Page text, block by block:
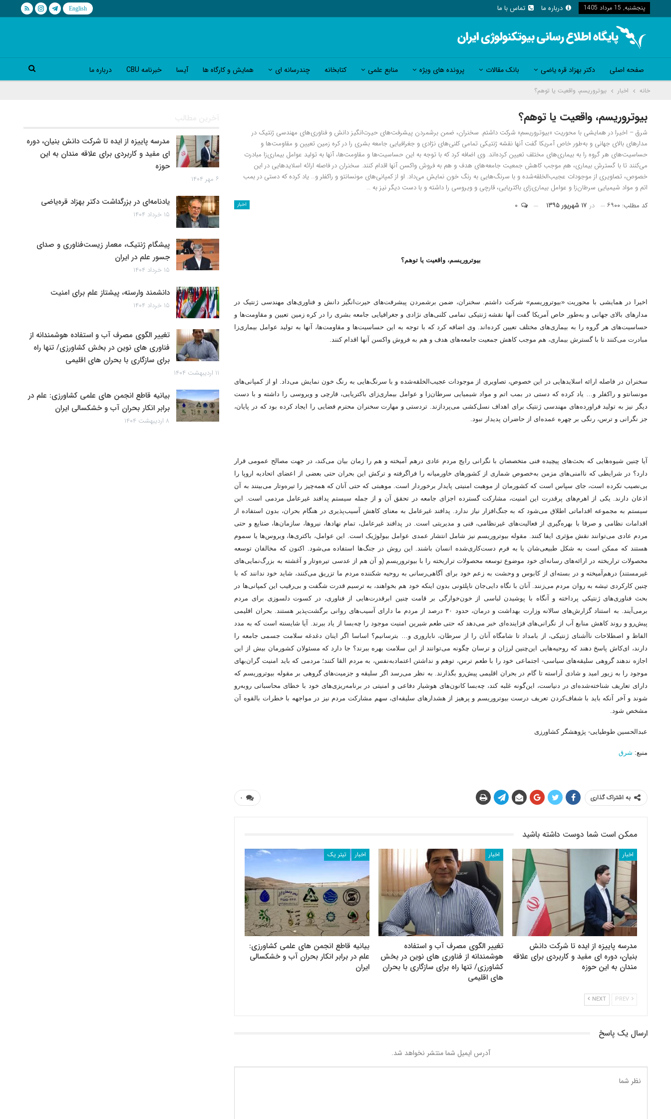
پنجشنبه, 15 مرداد 1405 درباره ما تماس با ما
صفحه اصلی دکتر بهزاد قره یاضی بانک مقالات پرونده های ویژه منابع علمی کتابخانه چندرسانه ای همایش و کارگاه ها آیسا خبرنامه CBU درباره ما
خانه اخبار بیوتروریسم، واقعیت یا توهم؟
بیوتروریسم، واقعیت یا توهم؟
شرق – اخیرا در همایشی با محوریت «بیوتروریسم» شرکت داشتم. سخنران، ضمن برشمردن پیشرفت‌های حیرت‌انگیز دانش و فناوری‌های مهندسی ژنتیک در
مدارهای بالای جهانی و به‌طور خاص آمریکا گفت آن‎ها نقشه ژنتیکی تمامی کلنی‌های نژادی و جغرافیایی جامعه بشری را در کره زمین تعیین و مقاومت‌ها و
حساسیت‌های هر گروه را به بیماری‌های مختلف تعیین کرده‌اند. وی اضافه کرد که با توجه به این حساسیت‌ها و مقاومت‌ها، آن‎ها به تولید عوامل بیماری‌زا مبادرت
می‌کنند تا با گسترش بیماری، هم موجب کاهش جمعیت جامعه‌های هدف و هم به فروش واکسن آن‎ها اقدام کنند. سخنران در فاصله ارائه اسلایدهایی در این
خصوص، تصاویری از موجودات عجیب‌الخلقه‌شده و با سرنگ‌هایی به رنگ خون نمایش می‌داد. او از کمپانی‌های مونسانتو و راکفلر و… یاد کرده که دستی در بمب
اتم و مواد شیمیایی سرطان‌زا و عوامل بیماری‌زای باکتریایی، قارچی و ویروسی را داشته و با دست دیگر نیز به …
اخبار کد مطلب: ۶۹۰۰ در ۱۷ شهریور ۱۳۹۵
بیوتروریسم، واقعیت یا توهم؟
اخیرا در همایشی با محوریت «بیوتروریسم» شرکت داشتم. سخنران، ضمن برشمردن پیشرفت‌های حیرت‌انگیز دانش و فناوری‌های مهندسی ژنتیک در
مدارهای بالای جهانی و به‌طور خاص آمریکا گفت آن‎ها نقشه ژنتیکی تمامی کلنی‌های نژادی و جغرافیایی جامعه بشری را در کره زمین تعیین و مقاومت‌ها و
حساسیت‌های هر گروه را به بیماری‌های مختلف تعیین کرده‌اند. وی اضافه کرد که با توجه به این حساسیت‌ها و مقاومت‌ها، آن‎ها به تولید عوامل بیماری‌زا
مبادرت می‌کنند تا با گسترش بیماری، هم موجب کاهش جمعیت جامعه‌های هدف و هم به فروش واکسن آن‎ها اقدام کنند.
سخنران در فاصله ارائه اسلایدهایی در این خصوص، تصاویری از موجودات عجیب‌الخلقه‌شده و با سرنگ‌هایی به رنگ خون نمایش می‌داد. او از کمپانی‌های
مونسانتو و راکفلر و… یاد کرده که دستی در بمب اتم و مواد شیمیایی سرطان‌زا و عوامل بیماری‌زای باکتریایی، قارچی و ویروسی را داشته و با دست
دیگر نیز به تولید فراورده‌های مهندسی ژنتیک برای اهداف نسل‌کشی می‌پردازند. تردستی و مهارت سخنران محترم فضایی را ایجاد کرده بود که در پایان،
جز نگرانی و ترس، رنگی بر چهره عمده‌ای از حاضران پدیدار نبود.
آیا چنین شیوه‌هایی که بحث‌های پیچیده فنی متخصصان با نگرانی رایج مردم عادی درهم آمیخته و هم را زمان بیان می‌کند، در جهت مصالح عمومی قرار
دارد؟ در شرایطی که ناامنی‌های مزمن به‌خصوص شماری از کشورهای خاورمیانه را فراگرفته و ترکش این بحران حتی بعضی از اعضای اتحادیه اروپا را
بی‌نصیب نکرده است، جای سپاس است که کشورمان از موهبت امنیتی پایدار برخوردار است. موهبتی که حتی آنان که همه‌چیز را تیره‌وتار می‌بینند به آن
اذعان دارند. یکی از اهرم‌های پرقدرت این امنیت، مشارکت گسترده اجزای جامعه در تحقق آن و از جمله سیستم پدافند غیرعامل مردمی است. این
سیستم به مجموعه اقداماتی اطلاق می‌شود که به جنگ‌افزار نیاز ندارد. پدافند غیرعامل به معنای کاهش آسیب‌پذیری در هنگام بحران، بدون استفاده از
اقدامات نظامی و صرفا با بهره‌گیری از فعالیت‌های غیرنظامی، فنی و مدیریتی است. در پدافند غیرعامل، تمام نهادها، نیروها، سازمان‌ها، صنایع و حتی
مردم عادی می‌توانند نقش مؤثری ایفا کنند. مقوله بیوتروریسم نیز شامل انتشار عمدی عوامل بیولوژیک است. این عوامل، باکتری‌ها، ویروس‌ها یا سموم‌
هستند که ممکن است به شکل طبیعی‌شان یا به فرم دست‌کاری‌شده انسان باشند. این روش در جنگ‌ها استفاده می‌شود. اکنون که مخالفان توسعه
محصولات تراریخته در ارائه‌های رسانه‌ای خود موضوع توسعه محصولات تراریخته را با بیوتروریسم (و آن هم از عدسی تیره‌وتار و آغشته به بزرگ‌نمایی‌های
غیرمستند) درهم‌آمیخته و در بسته‌ای از کابوس و وحشت به زعم خود برای آگاهی‌رسانی به روحیه شکننده مردم ما تزریق می‌کنند، شاید خود ندانند که با
چنین کارکردی تیشه به روان مردم می‌زنند. آنان با نگاه دایی‌جان ناپلئونی بدون اینکه خود هم بخواهند، به ترسیم قدرت شگفت و بی‌رقیب این کمپانی‌ها در
بحث فناوری‌های ژنتیکی پرداخته و آنگاه با پوشیدن لباسی از خون‌خوارگی بر قامت چنین ابرقدرت‌هایی از فناوری، در کسوت دلسوزی برای مردم
برمی‌آیند. به استناد گزارش‌های سالانه وزارت بهداشت و درمان، حدود ۳۰ درصد از مردم ما دارای آسیب‌های روانی برگشت‌پذیر هستند. بحران اقلیمی
پیش‌رو و روند کاهش منابع آب از نگرانی‌های فزاینده‌ای خبر می‌دهد که حتی طعم شیرین امنیت موجود را چه‌بسا از یاد ببرند. آیا شایسته است که به مدد
الفاظ و اصطلاحات ناآشنای ژنتیکی، از بامداد تا شامگاه آنان را از سرطان، ناباروری و… بترسانیم؟ اساسا اگر اینان دغدغه سلامت جسمی جامعه را
دارند، ای‌کاش پاسخ دهند که روحیه‌هایی این‌چنین لرزان و ترسان چگونه می‌توانند از این سلامت بهره ببرند؟ جا دارد که مسئولان کشورمان بیش از این
اجازه ندهند گروهی سلیقه‌های سیاسی- اجتماعی خود را با طعم ترس، توهم و نداشتن اعتمادبه‌نفس، به مردم القا کنند؛ مردمی که باید امنیت گران‌بهای
موجود را به زیور امید و شادی آراسته تا گام در بحران اقلیمی پیش‌رو بگذارند. به نظر می‌رسد اگر سلیقه و جزمیت‌های گروهی بر مقوله بیوتروریسم که
دارای تعاریف شناخته‌شده‌ای در دنیاست، این‌گونه غلبه کند، چه‌بسا کانون‌های هوشیار دفاعی و امنیتی در برنامه‌ریزی‌های خود با خطای محاسباتی روبه‌رو
شوند و آخر آنکه باید با شفاف‌کردن تعریف درست بیوتروریسم و پرهیز از هشدارهای سلیقه‌ای، سهم مشارکت مردم نیز در مواجهه با خطرات بالقوه آن
مشخص شود.
عبدالحسین طوطیایی- پژوهشگر کشاورزی
منبع: شرق
۰ به اشتراک گذاری
ممکن است شما دوست داشته باشید
اخبار
مدرسه پاییزه از ایده تا شرکت دانش
بنیان، دوره ای مفید و کاربردی برای علاقه
مندان به این حوزه
اخبار
تغییر الگوی مصرف آب و استفاده
هوشمندانه از فناوری های نوین در بخش
کشاورزی/ تنها راه برای سازگاری با بحران
های اقلیمی
اخبار تیتر یک
بیانیه قاطع انجمن های علمی کشاورزی:
علم در برابر انکار بحران آب و خشکسالی
ایران
NEXT
ارسال یک پاسخ
آدرس ایمیل شما منتشر نخواهد شد.
آخرین مطالب
مدرسه پاییزه از ایده تا شرکت دانش بنیان، دوره
ای مفید و کاربردی برای علاقه مندان به این
حوزه
۶ مهر ۱۴۰۴
یادنامه‌ای در بزرگداشت دکتر بهزاد قره‌یاضی
۱۵ خرداد ۱۴۰۴
پیشگام ژنتیک، معمار زیست‌فناوری و صدای
جسور علم در ایران
۱۵ خرداد ۱۴۰۴
دانشمند وارسته، پیشتاز علم برای امنیت
۱۵ خرداد ۱۴۰۴
تغییر الگوی مصرف آب و استفاده هوشمندانه از
فناوری های نوین در بخش کشاورزی/ تنها راه
برای سازگاری با بحران های اقلیمی
۱۱ اردیبهشت ۱۴۰۴
بیانیه قاطع انجمن های علمی کشاورزی: علم در
برابر انکار بحران آب و خشکسالی ایران
۸ اردیبهشت ۱۴۰۴